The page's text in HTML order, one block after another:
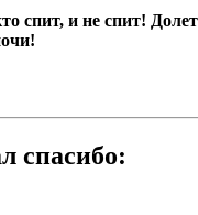
спит, и не спит!
cпасибо: